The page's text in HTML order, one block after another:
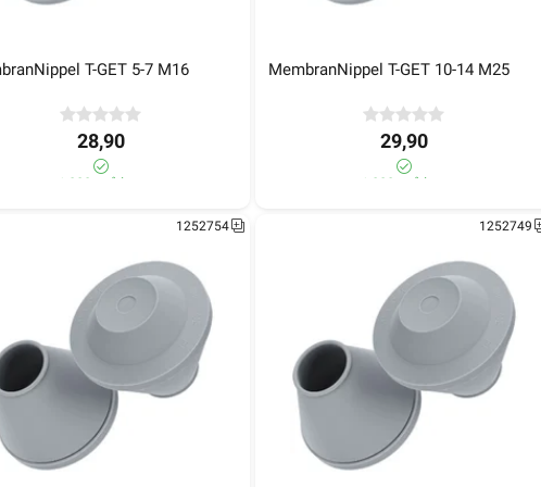
T-GET 5-7 M16
28,90
>1 000+ på lager
MembranNippel T-GET 10-14 M25
29,90
>1 000+ på lager
1252754 1252749